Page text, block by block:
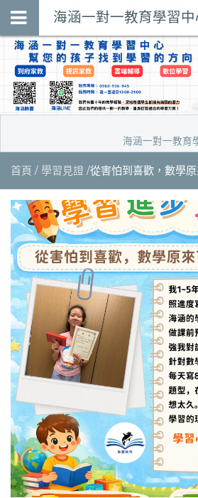
海涵一對一教育學習中
海涵一對一教育
首頁 學習見證 從害怕到喜歡，數學